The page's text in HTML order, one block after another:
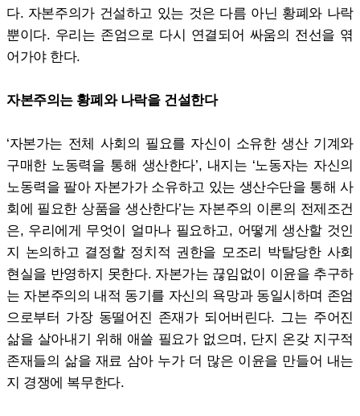
다. 자본주의가 건설하고 있는 것은 다름 아닌 황폐와 나락
뿐이다. 우리는 존엄으로 다시 연결되어 싸움의 전선을 엮
어가야 한다.
자본주의는 황폐와 나락을 건설한다
‘자본가는 전체 사회의 필요를 자신이 소유한 생산 기계와
구매한 노동력을 통해 생산한다’, 내지는 ‘노동자는 자신의
노동력을 팔아 자본가가 소유하고 있는 생산수단을 통해 사
회에 필요한 상품을 생산한다’는 자본주의 이론의 전제조건
은, 우리에게 무엇이 얼마나 필요하고, 어떻게 생산할 것인
지 논의하고 결정할 정치적 권한을 모조리 박탈당한 사회
현실을 반영하지 못한다. 자본가는 끊임없이 이윤을 추구하
는 자본주의의 내적 동기를 자신의 욕망과 동일시하며 존엄
으로부터 가장 동떨어진 존재가 되어버린다. 그는 주어진
삶을 살아내기 위해 애쓸 필요가 없으며, 단지 온갖 지구적
존재들의 삶을 재료 삼아 누가 더 많은 이윤을 만들어 내는
지 경쟁에 복무한다.